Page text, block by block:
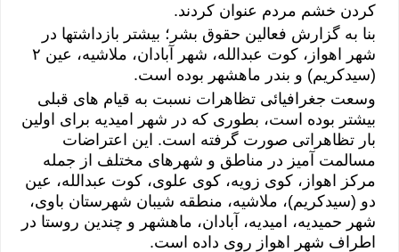
کردن خشم مردم عنوان کردند.
بنا به گزارش فعالین حقوق بشر؛ بیشتر بازداشتها در
شهر اهواز، کوت عبدالله، شهر آبادان، ملاشیه، عین ۲
(سیدکریم) و بندر ماهشهر بوده است.
وسعت جغرافیائی تظاهرات نسبت به قیام های قبلی
بیشتر بوده است، بطوری که در شهر امیدیه برای اولین
بار تظاهراتی صورت گرفته است. این اعتراضات
مسالمت آمیز در مناطق و شهرهای مختلف از جمله
مرکز اهواز، کوی زویه، کوی علوی، کوت عبدالله، عین
دو (سیدکریم)، ملاشیه، منطقه شیبان شهرستان باوی،
شهر حمیدیه، امیدیه، آبادان، ماهشهر و چندین روستا در
اطراف شهر اهواز روی داده است.